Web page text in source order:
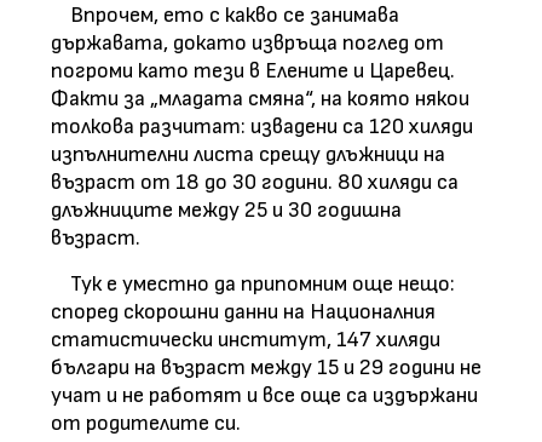
Впрочем, ето с какво се занимава
държавата, докато извръща поглед от
погроми като тези в Елените и Царевец.
Факти за „младата смяна“, на която някои
толкова разчитат: извадени са 120 хиляди
изпълнителни листа срещу длъжници на
възраст от 18 до 30 години. 80 хиляди са
длъжниците между 25 и 30 годишна
възраст.
Тук е уместно да припомним още нещо:
според скорошни данни на Националния
статистически институт, 147 хиляди
българи на възраст между 15 и 29 години не
учат и не работят и все още са издържани
от родителите си.